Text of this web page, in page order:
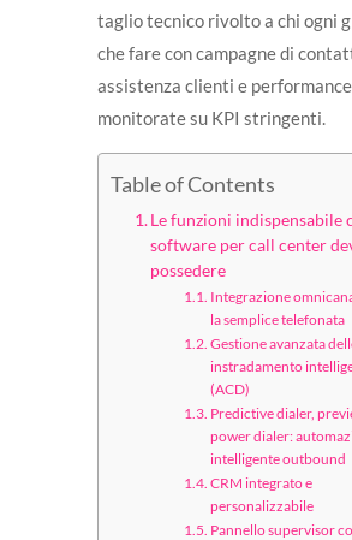
taglio tecnico rivolto a chi ogni
che fare con campagne di
assistenza clienti e performance
monitorate su KPI stringenti.
Table of Contents
Le funzioni indispensabile
software per call center
possedere
Integrazione
la semplice telefonata
Gestione avanzata
instradamento
(ACD)
Predictive dialer,
power dialer:
intelligente outbound
CRM integrato e
personalizzabile
Pannello supervisor